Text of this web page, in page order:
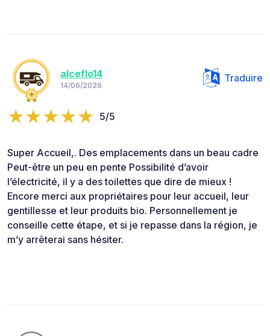
alceflo14
14/06/2026
Traduire
5/5
Super Accueil,. Des emplacements dans un beau cadre
Peut-être un peu en pente Possibilité d’avoir
l’électricité, il y a des toilettes que dire de mieux !
Encore merci aux propriétaires pour leur accueil, leur
gentillesse et leur produits bio. Personnellement je
conseille cette étape, et si je repasse dans la région, je
m’y arrêterai sans hésiter.